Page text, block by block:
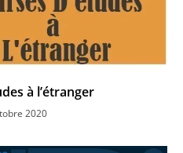
à l’étranger
2020